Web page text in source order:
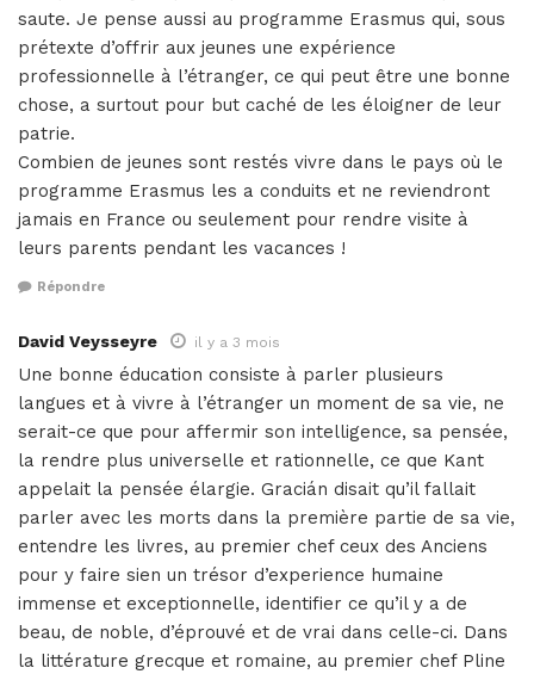
saute. Je pense aussi au programme Erasmus qui, sous
prétexte d’offrir aux jeunes une expérience
professionnelle à l’étranger, ce qui peut être une bonne
chose, a surtout pour but caché de les éloigner de leur
patrie.
Combien de jeunes sont restés vivre dans le pays où le
programme Erasmus les a conduits et ne reviendront
jamais en France ou seulement pour rendre visite à
leurs parents pendant les vacances !
Répondre
David Veysseyre il y a 3 mois
Une bonne éducation consiste à parler plusieurs
langues et à vivre à l’étranger un moment de sa vie, ne
serait-ce que pour affermir son intelligence, sa pensée,
la rendre plus universelle et rationnelle, ce que Kant
appelait la pensée élargie. Gracián disait qu’il fallait
parler avec les morts dans la première partie de sa vie,
entendre les livres, au premier chef ceux des Anciens
pour y faire sien un trésor d’experience humaine
immense et exceptionnelle, identifier ce qu’il y a de
beau, de noble, d’éprouvé et de vrai dans celle-ci. Dans
la littérature grecque et romaine, au premier chef Pline